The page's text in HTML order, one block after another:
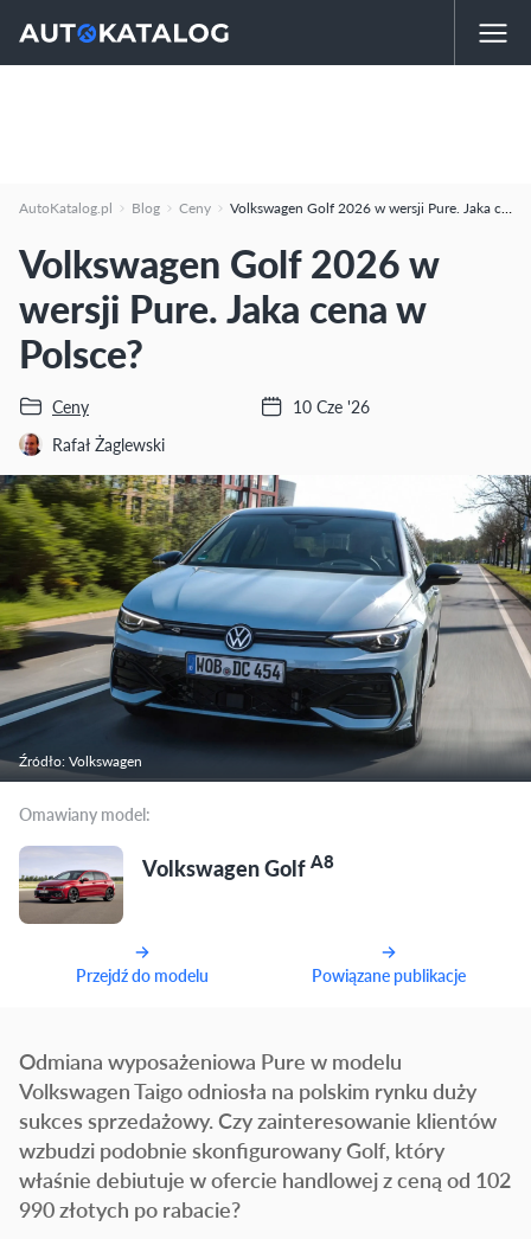
AutoKatalog.pl Blog Ceny Volkswagen Golf 2026 w wersji Pure. Jaka cena w Polsce?
Volkswagen Golf 2026 w
wersji Pure. Jaka cena w
Polsce?
Ceny
Rafał Żaglewski
10 Cze '26
Źródło: Volkswagen
Omawiany model:
Volkswagen GolfA8
Przejdź do modelu Powiązane publikacje
Odmiana wyposażeniowa Pure w modelu
Volkswagen Taigo odniosła na polskim rynku duży
sukces sprzedażowy. Czy zainteresowanie klientów
wzbudzi podobnie skonfigurowany Golf, który
właśnie debiutuje w ofercie handlowej z ceną od 102
990 złotych po rabacie?